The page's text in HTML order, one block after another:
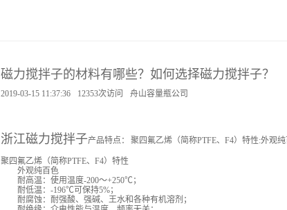
磁力搅拌子的材料有哪些？如何选择磁力搅拌子？
2019-03-15 11:37:36
12353次访问 舟山容量瓶公司
浙江磁力搅拌子产品特点： 聚四氟乙烯（简称PTFE、F4）特性:外观
聚四氟乙烯（简称PTFE、F4）特性
外观纯百色
耐高温：使用温度-200～+250℃；
耐低温：-196℃可保持5%；
耐腐蚀：耐强酸、强碱、王水和各种有机溶剂；